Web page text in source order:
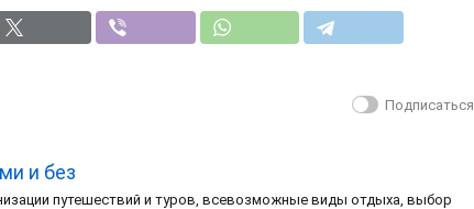
Подписаться
и без
путешествий и туров, всевозможные виды отдыха, выбор